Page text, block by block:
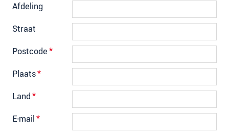
Afdeling
Straat
Postcode*
Plaats*
Land*
E-mail*